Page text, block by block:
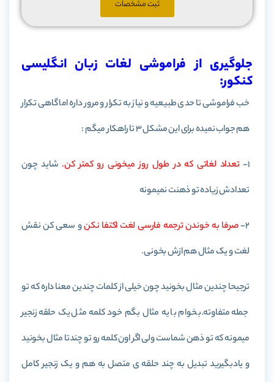
ثبت مشخصات
جلوگیری از فراموشی لغات زبان انگلیسی
کنکور:
خب فراموشی تا حدی طبیعیه و نیاز به تکرار و مرور داره اما گاهی تکرار
هم جواب نمیده برای این مشکل 3 تا راهکار میگم :
1- تعداد لغاتی که در طول روز میخونی رو کمتر کن. شاید چون
تعدادش زیاده تو ذهنت نمیمونه
2- صرفا به خوندن ترجمه فارسی لغت اکتفا نکنو سعی کن نقش
لغت و یک مثال هم ازش بخونی.
ترجیحا چندین مثال بخونید چون خیلی از کلمات چندین معنا داره که تو
جمله متفاوته.بخوام با یه مثال بگم خود کلمه مثل یک حلقه زنجیر
میمونه که تو ذهن شماست ولی اگر اون کلمه رو تو چندتا مثال بخونید
و یادبگیرید تبدیل به چند حلقه ی متصل به هم و یک زنجیر کامل